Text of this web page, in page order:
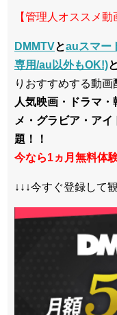
【管理人オススメ動
DMMTVとauスマー
専用/au以外もOK!)と
りおすすめする動画
人気映画・ドラマ
メ・グラビア・ア
題！！
今なら1ヵ月無料体
↓↓↓今すぐ登録して